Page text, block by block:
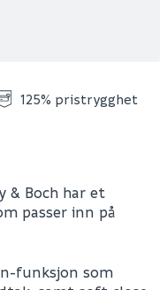
125% pristrygghet
& Boch har et
passer inn på
funksjon som